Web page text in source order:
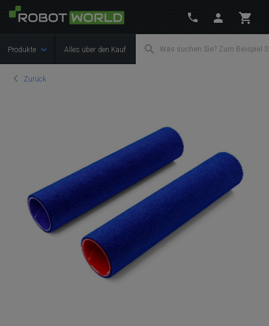
Produkte Alles über den Kauf
Zurück